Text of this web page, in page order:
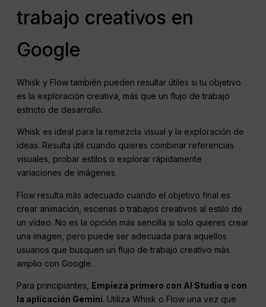
trabajo creativos en
Google
Whisk y Flow también pueden resultar útiles si tu objetivo
es la exploración creativa, más que un flujo de trabajo
estricto de desarrollo.
Whisk es ideal para la remezcla visual y la exploración de
ideas. Resulta útil cuando quieres combinar referencias
visuales, probar estilos o explorar rápidamente
variaciones de imágenes.
Flow resulta más adecuado cuando el objetivo final es
crear animación, escenas o trabajos creativos al estilo de
un vídeo. No es la opción más sencilla si solo quieres crear
una imagen, pero puede ser adecuada para aquellos
usuarios que busquen un flujo de trabajo creativo más
amplio con Google.
Para principiantes, Empieza primero con AI Studio o con
la aplicación Gemini. Utiliza Whisk o Flow una vez que